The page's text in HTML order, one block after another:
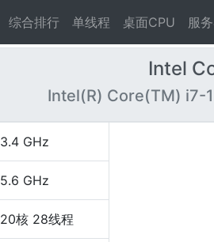
综合排行 单线程 桌面CPU 服
Intel
Intel(R) Core(TM) i7-
3.4 GHz
5.6 GHz
20核 28线程